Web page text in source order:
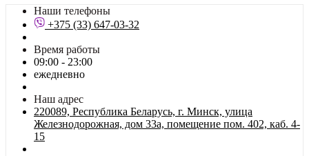
Наши телефоны
+375 (33) 647-03-32
Время работы
09:00 - 23:00
ежедневно
Наш адрес
220089, Республика Беларусь, г. Минск, улица
Железнодорожная, дом 33а, помещение пом. 402, каб. 4-
15